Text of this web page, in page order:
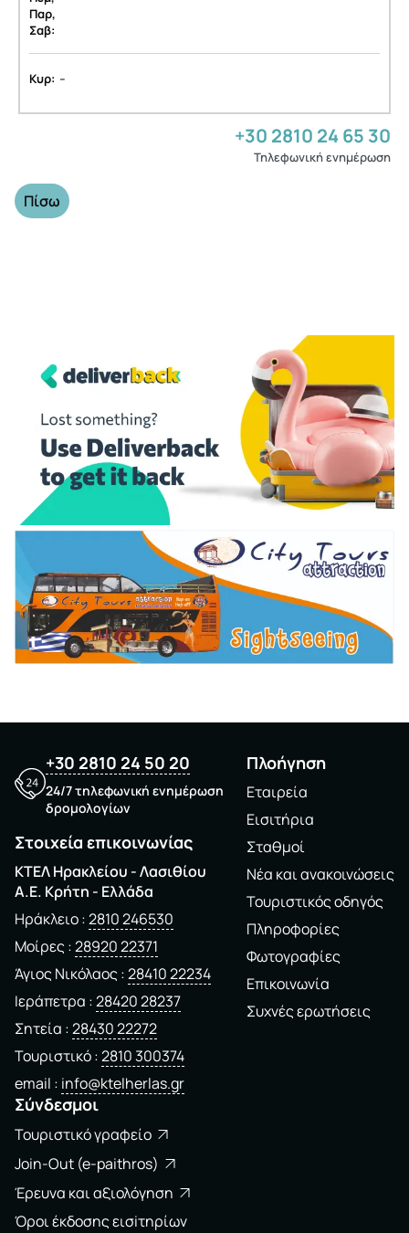
Παρ,
Σαβ:
Κυρ: -
+30 2810 24 65 30
Τηλεφωνική ενημέρωση
Πίσω
+30 2810 24 50 20
24/7 τηλεφωνική ενημέρωση
δρομολογίων
Στοιχεία επικοινωνίας
ΚΤΕΛ Ηρακλείου - Λασιθίου
A.E. Kρήτη - Ελλάδα
Ηράκλειο 2810 246530
Μοίρες 28920 22371
Άγιος Νικόλαος 28410 22234
Ιεράπετρα 28420 28237
Σητεία 28430 22272
Τουριστικό 2810 300374
email info@ktelherlas.gr
Πλοήγηση
Εταιρεία
Εισιτήρια
Σταθμοί
Νέα και ανακοινώσεις
Τουριστικός οδηγός
Πληροφορίες
Φωτογραφίες
Επικοινωνία
Συχνές ερωτήσεις
Σύνδεσμοι
Τουριστικό γραφείο
Join-Out (e-paithros)
Έρευνα και αξιολόγηση
Όροι έκδοσης εισiτηρίων